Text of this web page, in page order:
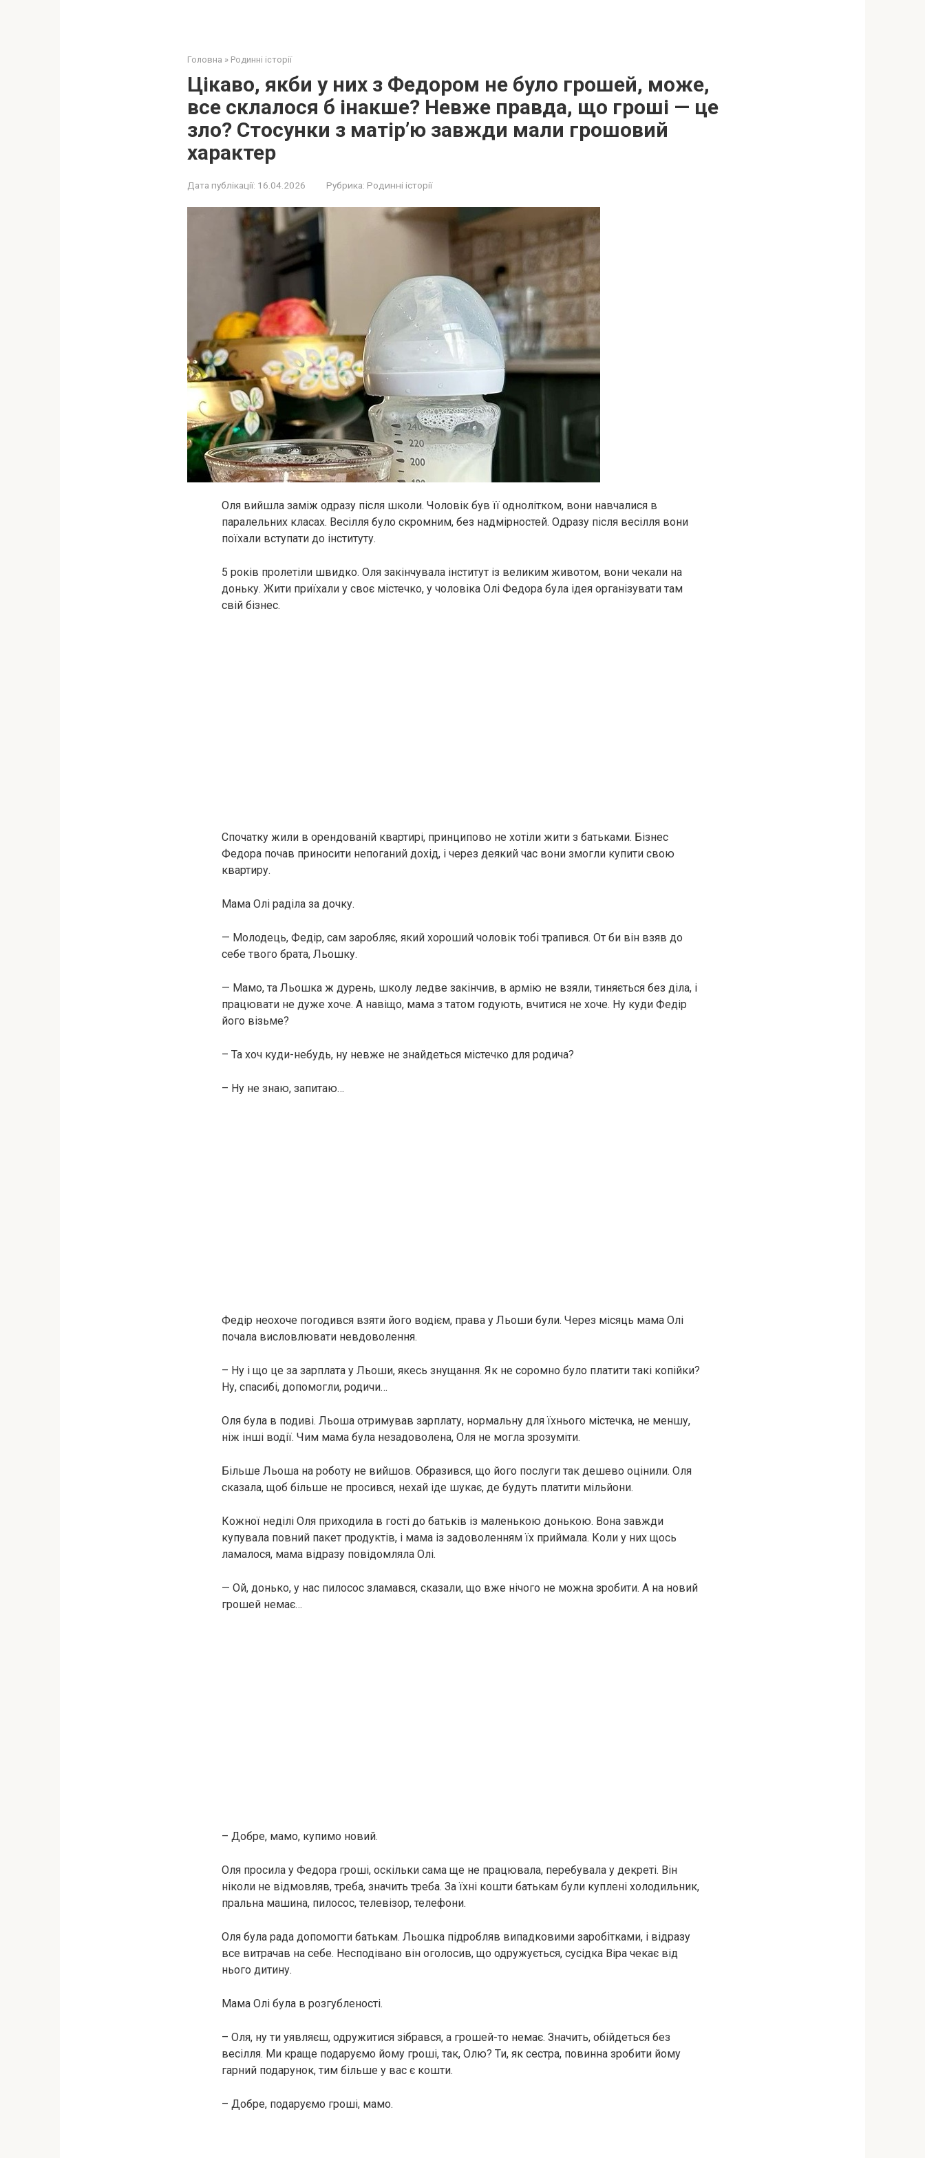
Головна » Родинні історії
Цікаво, якби у них з Федором не було грошей, може,
все склалося б інакше? Невже правда, що гроші — це
зло? Стосунки з матір’ю завжди мали грошовий
характер
Дата публікації: 16.04.2026 Рубрика: Родинні історії
Оля вийшла заміж одразу після школи. Чоловік був її однолітком, вони навчалися в
паралельних класах. Весілля було скромним, без надмірностей. Одразу після весілля вони
поїхали вступати до інституту.
5 років пролетіли швидко. Оля закінчувала інститут із великим животом, вони чекали на
доньку. Жити приїхали у своє містечко, у чоловіка Олі Федора була ідея організувати там
свій бізнес.
Спочатку жили в орендованій квартирі, принципово не хотіли жити з батьками. Бізнес
Федора почав приносити непоганий дохід, і через деякий час вони змогли купити свою
квартиру.
Мама Олі раділа за дочку.
— Молодець, Федір, сам заробляє, який хороший чоловік тобі трапився. От би він взяв до
себе твого брата, Льошку.
— Мамо, та Льошка ж дурень, школу ледве закінчив, в армію не взяли, тиняється без діла, і
працювати не дуже хоче. А навіщо, мама з татом годують, вчитися не хоче. Ну куди Федір
його візьме?
– Та хоч куди-небудь, ну невже не знайдеться містечко для родича?
– Ну не знаю, запитаю…
Федір неохоче погодився взяти його водієм, права у Льоши були. Через місяць мама Олі
почала висловлювати невдоволення.
– Ну і що це за зарплата у Льоши, якесь знущання. Як не соромно було платити такі копійки?
Ну, спасибі, допомогли, родичи…
Оля була в подиві. Льоша отримував зарплату, нормальну для їхнього містечка, не меншу,
ніж інші водії. Чим мама була незадоволена, Оля не могла зрозуміти.
Більше Льоша на роботу не вийшов. Образився, що його послуги так дешево оцінили. Оля
сказала, щоб більше не просився, нехай іде шукає, де будуть платити мільйони.
Кожної неділі Оля приходила в гості до батьків із маленькою донькою. Вона завжди
купувала повний пакет продуктів, і мама із задоволенням їх приймала. Коли у них щось
ламалося, мама відразу повідомляла Олі.
— Ой, донько, у нас пилосос зламався, сказали, що вже нічого не можна зробити. А на новий
грошей немає…
– Добре, мамо, купимо новий.
Оля просила у Федора гроші, оскільки сама ще не працювала, перебувала у декреті. Він
ніколи не відмовляв, треба, значить треба. За їхні кошти батькам були куплені холодильник,
пральна машина, пилосос, телевізор, телефони.
Оля була рада допомогти батькам. Льошка підробляв випадковими заробітками, і відразу
все витрачав на себе. Несподівано він оголосив, що одружується, сусідка Віра чекає від
нього дитину.
Мама Олі була в розгубленості.
– Оля, ну ти уявляєш, одружитися зібрався, а грошей-то немає. Значить, обійдеться без
весілля. Ми краще подаруємо йому гроші, так, Олю? Ти, як сестра, повинна зробити йому
гарний подарунок, тим більше у вас є кошти.
– Добре, подаруємо гроші, мамо.